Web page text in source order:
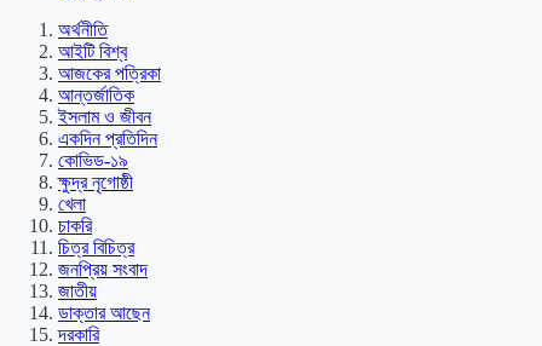
অর্থনীতি
আইটি বিশ্ব
আজকের পত্রিকা
আন্তর্জাতিক
ইসলাম ও জীবন
একদিন প্রতিদিন
কোভিড-১৯
ক্ষুদ্র নৃগোষ্ঠী
খেলা
চাকরি
চিত্র বিচিত্র
জনপ্রিয় সংবাদ
জাতীয়
ডাক্তার আছেন
দরকারি